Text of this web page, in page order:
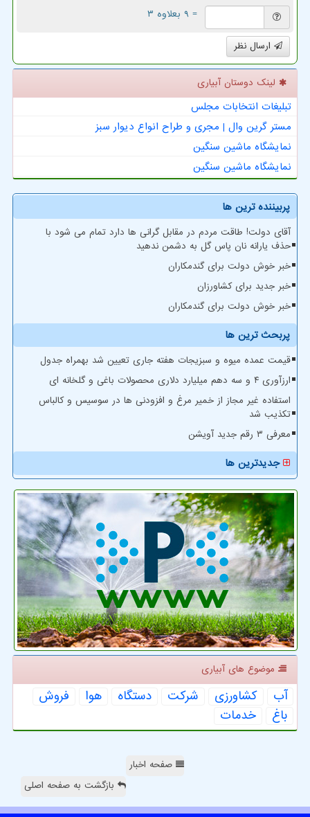
= ۹ بعلاوه ۳
ارسال نظر
لینک دوستان آبیاری
تبلیغات انتخابات مجلس
مستر گرین وال | مجری و طراح انواع دیوار سبز
نمایشگاه ماشین سنگین
نمایشگاه ماشین سنگین
پربیننده ترین ها
آقای دولت! طاقت مردم در مقابل گرانی ها دارد تمام می شود با
حذف یارانه نان پاس گل به دشمن ندهید
خبر خوش دولت برای گندمکاران
خبر جدید برای کشاورزان
خبر خوش دولت برای گندمکاران
پربحث ترین ها
قیمت عمده میوه و سبزیجات هفته جاری تعیین شد بهمراه جدول
ارزآوری ۴ و سه دهم میلیارد دلاری محصولات باغی و گلخانه ای
استفاده غیر مجاز از خمیر مرغ و افزودنی ها در سوسیس و کالباس
تکذیب شد
معرفی ۳ رقم جدید آویشن
جدیدترین ها
موضوع های آبیاری
آب كشاورزی شركت دستگاه هوا
فروش
باغ
خدمات
صفحه اخبار
بازگشت به صفحه اصلی